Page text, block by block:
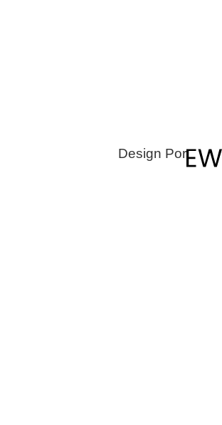
Design Por